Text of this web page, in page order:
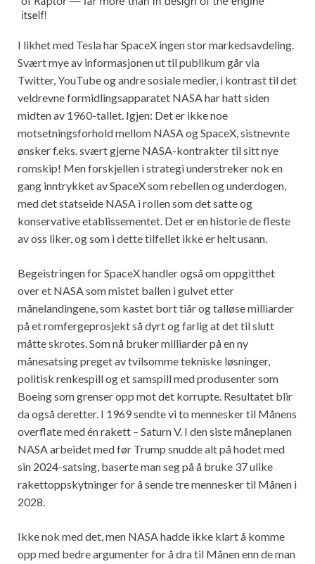
I likhet med Tesla har SpaceX ingen stor markedsavdeling.
Svært mye av informasjonen ut til publikum går via
Twitter, YouTube og andre sosiale medier, i kontrast til det
veldrevne formidlingsapparatet NASA har hatt siden
midten av 1960-tallet. Igjen: Det er ikke noe
motsetningsforhold mellom NASA og SpaceX, sistnevnte
ønsker f.eks. svært gjerne NASA-kontrakter til sitt nye
romskip! Men forskjellen i strategi understreker nok en
gang inntrykket av SpaceX som rebellen og underdogen,
med det statseide NASA i rollen som det satte og
konservative etablissementet. Det er en historie de fleste
av oss liker, og som i dette tilfellet ikke er helt usann.
Begeistringen for SpaceX handler også om oppgitthet
over et NASA som mistet ballen i gulvet etter
månelandingene, som kastet bort tiår og talløse milliarder
på et romfergeprosjekt så dyrt og farlig at det til slutt
måtte skrotes. Som nå bruker milliarder på en ny
månesatsing preget av tvilsomme tekniske løsninger,
politisk renkespill og et samspill med produsenter som
Boeing som grenser opp mot det korrupte. Resultatet blir
da også deretter. I 1969 sendte vi to mennesker til Månens
overflate med én rakett – Saturn V. I den siste måneplanen
NASA arbeidet med før Trump snudde alt på hodet med
sin 2024-satsing, baserte man seg på å bruke 37 ulike
rakettoppskytninger for å sende tre mennesker til Månen i
2028.
Ikke nok med det, men NASA hadde ikke klart å komme
opp med bedre argumenter for å dra til Månen enn de man